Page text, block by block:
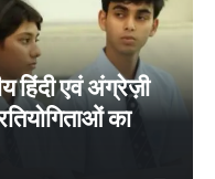
एवं अंग्रेज़ी
का